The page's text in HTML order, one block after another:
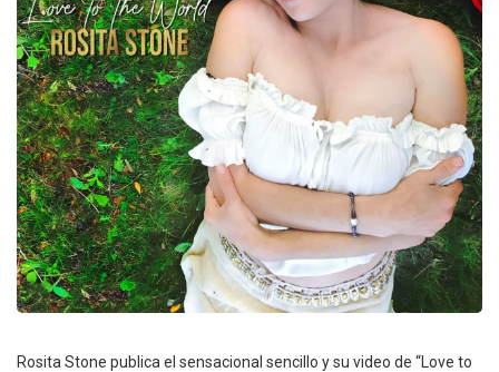
Rosita Stone publica el sensacional sencillo y su video de “Love to